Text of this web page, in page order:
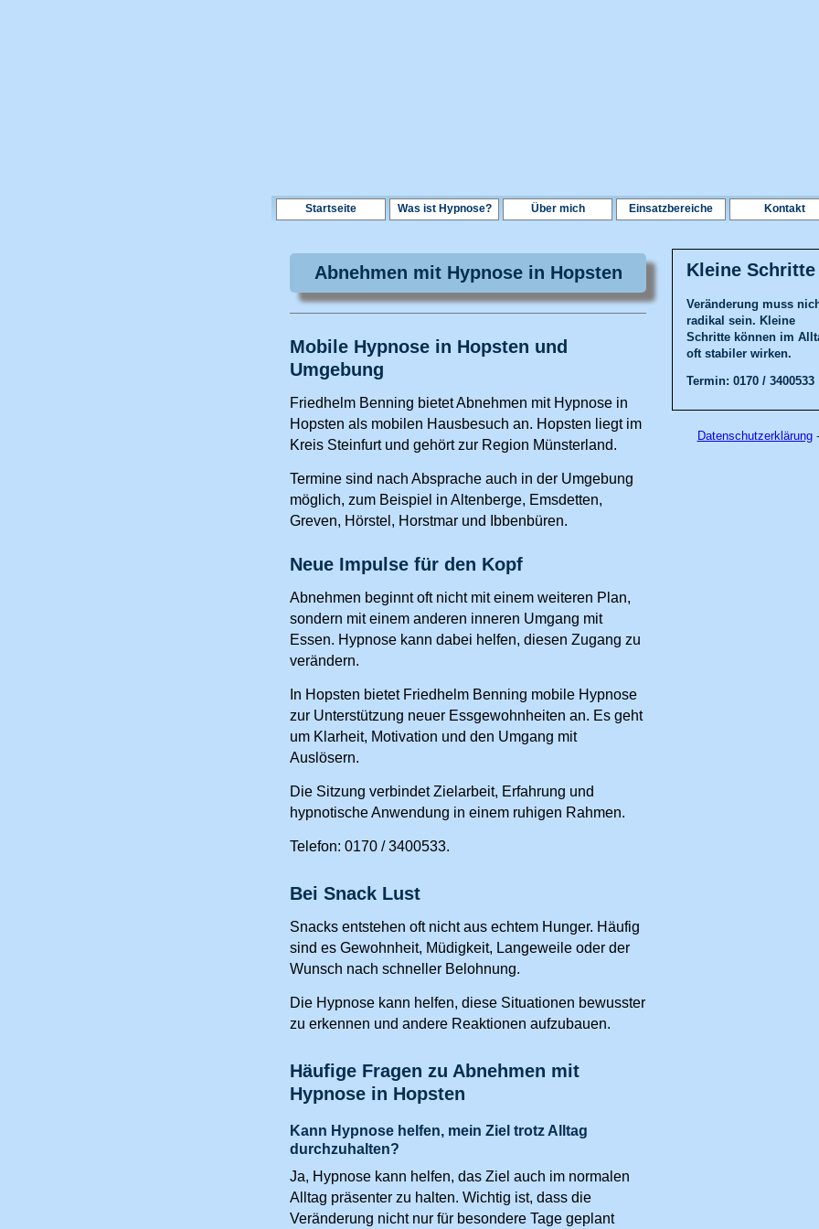
Startseite Was ist Hypnose? Über mich Einsatzbereiche Kontakt
Abnehmen mit Hypnose in Hopsten
Mobile Hypnose in Hopsten und
Umgebung
Friedhelm Benning bietet Abnehmen mit Hypnose in
Hopsten als mobilen Hausbesuch an. Hopsten liegt im
Kreis Steinfurt und gehört zur Region Münsterland.
Termine sind nach Absprache auch in der Umgebung
möglich, zum Beispiel in Altenberge, Emsdetten,
Greven, Hörstel, Horstmar und Ibbenbüren.
Neue Impulse für den Kopf
Abnehmen beginnt oft nicht mit einem weiteren Plan,
sondern mit einem anderen inneren Umgang mit
Essen. Hypnose kann dabei helfen, diesen Zugang zu
verändern.
In Hopsten bietet Friedhelm Benning mobile Hypnose
zur Unterstützung neuer Essgewohnheiten an. Es geht
um Klarheit, Motivation und den Umgang mit
Auslösern.
Die Sitzung verbindet Zielarbeit, Erfahrung und
hypnotische Anwendung in einem ruhigen Rahmen.
Telefon: 0170 / 3400533.
Bei Snack Lust
Snacks entstehen oft nicht aus echtem Hunger. Häufig
sind es Gewohnheit, Müdigkeit, Langeweile oder der
Wunsch nach schneller Belohnung.
Die Hypnose kann helfen, diese Situationen bewusster
zu erkennen und andere Reaktionen aufzubauen.
Häufige Fragen zu Abnehmen mit
Hypnose in Hopsten
Kann Hypnose helfen, mein Ziel trotz Alltag
durchzuhalten?
Ja, Hypnose kann helfen, das Ziel auch im normalen
Alltag präsenter zu halten. Wichtig ist, dass die
Veränderung nicht nur für besondere Tage geplant
Kleine Schritte
Veränderung muss
radikal sein. Kleine
Schritte können im
oft stabiler wirken.
Termin: 0170 / 3400533
Datenschutzerklärung-